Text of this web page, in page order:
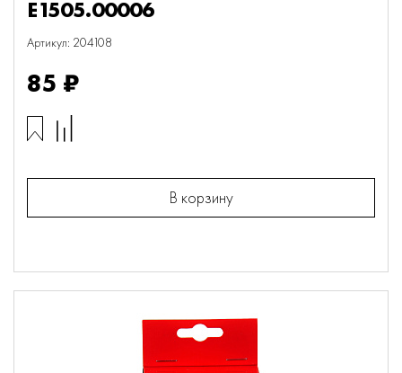
E1505.00006
Артикул: 204108
85 ₽
В корзину